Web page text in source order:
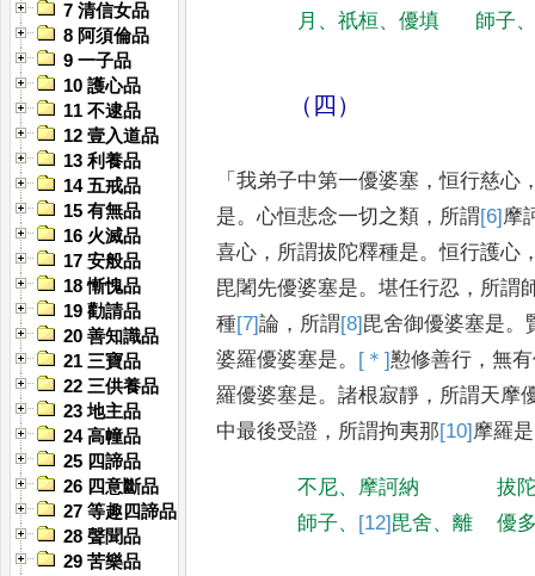
7 清信女品
8 阿須倫品
9 一子品
10 護心品
11 不逮品
12 壹入道品
13 利養品
14 五戒品
15 有無品
16 火滅品
17 安般品
18 慚愧品
19 勸請品
20 善知識品
21 三寶品
22 三供養品
23 地主品
24 高幢品
25 四諦品
26 四意斷品
27 等趣四諦品
28 聲聞品
29 苦樂品
月 、祇桓、優填 師子
（四）
「我弟子中第一優婆塞 ，恒行慈心
是。心恒悲念一切之類 ， 所謂[6]摩
喜心 ， 所謂拔陀釋種是。恒行護心
毘闍先優婆塞是。堪任行忍 ， 所謂
種[7]論 ， 所謂[8]毘舍御優婆塞是。
婆羅優婆塞是。 [＊]懃修善行 ，無
羅優婆塞是。諸根寂靜 ， 所謂天摩
中最後受證 ， 所謂拘夷那[10]摩羅是
不尼、 摩訶納
拔
師子、 [12]毘舍、離 優